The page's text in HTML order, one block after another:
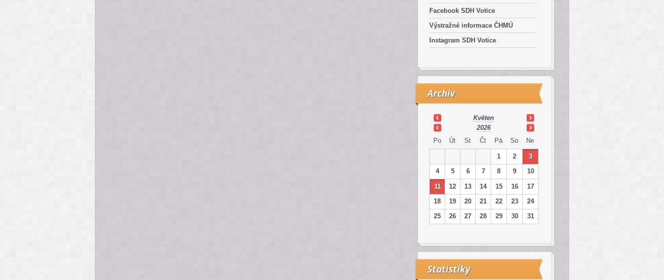
Facebook SDH Votice
Výstražné informace ČHMÚ
Instagram SDH Votice
Archiv
Květen
2026
Po
Út St Čt Pá So Ne
1 2
3
4
5 6 7 8 9 10
11 12 13 14 15 16
17
18
19 20 21 22 23
24
25
26 27 28 29 30 31
Statistiky